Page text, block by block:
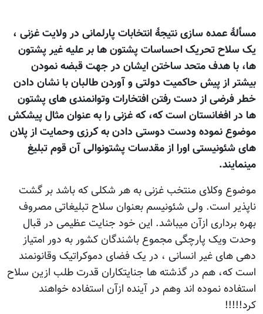
مسألۀ عمده سازی نتیجۀ انتخابات پارلمانی در ولایت غزنی ،
یک سلاح تحریک احساسات پشتون ها بر علیه غیر پشتون
ها، با هدف متحد ساختن ایشان در جهت قبضه نمودن
بیشتر از پیش حاکمیت دولتی و آوردن طالبان با نشان دادن
خطر فرضی از دست رفتن افتخارات وتوانمندی های پشتون
ها در افغانستان است که، که غزنی را به عنوان مثال پیشکش
موضوع نموده ودست دوستی دادن به کرزی وحمایت از پلان
های شئونیستی اورا از مقدسات پشتونوالی آن قوم تبلیغ
مینمایند.
موضوع وکلای منتخب غزنی به هر شکلی که باشد بر گشت
ناپذیر است. ولی شئونیسم بعنوان سلاح تبلیغاتی مصروف
بهره برداری ازآن میباشد. این خود جنایت عظیمی در قبال
وحدت ویک پارچگی مجموع باشندگان کشور به دور امتیاز
دهی های غیر انسانی ، در یک فضای دموکراتیک وقانونمند
است که، هم در گذشته ها جنایتکاران قدرت طلب ازین سلاح
استفاده نموده اند وهم در آینده ازآن استفاده خواهند
کرد!!!!!